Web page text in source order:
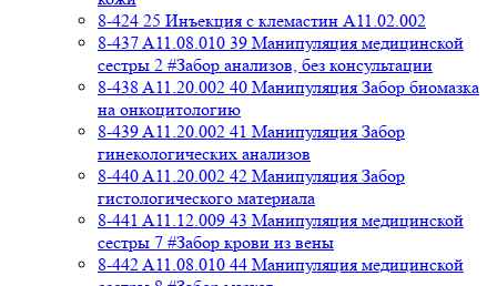
8-424 25 Инъекция с клемастин A11.02.002
8-437 A11.08.010 39 Манипуляция медицинской
сестры 2 #Забор анализов, без консультации
8-438 A11.20.002 40 Манипуляция Забор биомазка
на онкоцитологию
8-439 A11.20.002 41 Манипуляция Забор
гинекологических анализов
8-440 A11.20.002 42 Манипуляция Забор
гистологического материала
8-441 A11.12.009 43 Манипуляция медицинской
сестры 7 #Забор крови из вены
8-442 A11.08.010 44 Манипуляция медицинской